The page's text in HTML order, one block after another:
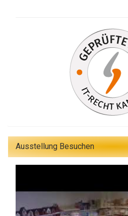
Ausstellung Besuchen